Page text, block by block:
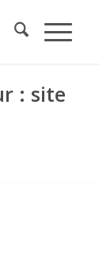
: site